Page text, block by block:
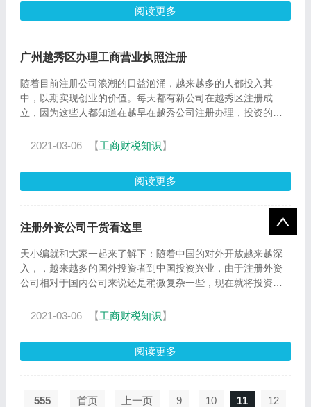
阅读更多
广州越秀区办理工商营业执照注册
随着目前注册公司浪潮的日益汹涌，越来越多的人都投入其
中，以期实现创业的价值。每天都有新公司在越秀区注册成
立，因为这些人都知道在越早在越秀公司注册办理，投资的优
2021-03-06 【工商财税知识】
阅读更多
注册外资公司干货看这里
天小编就和大家一起来了解下：随着中国的对外开放越来越深
入，，越来越多的国外投资者到中国投资兴业，由于注册外资
公司相对于国内公司来说还是稍微复杂一些，现在就将投资者
2021-03-06 【工商财税知识】
阅读更多
555 首页 上一页 9 10 11 12